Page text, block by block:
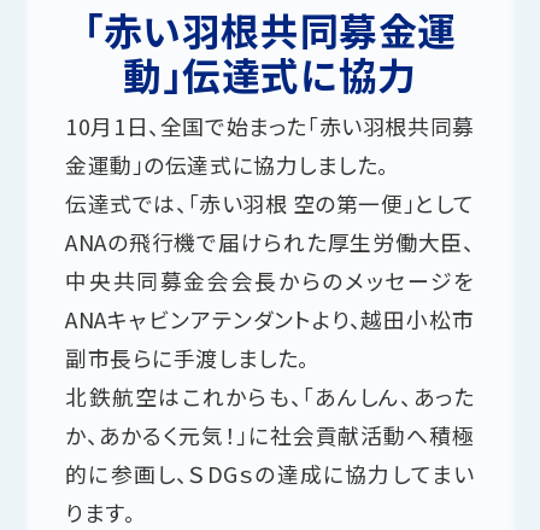
「赤い羽根共同募金運
動」伝達式に協力
10月1日、全国で始まった「赤い羽根共同募
金運動」の伝達式に協力しました。
伝達式では、「赤い羽根 空の第一便」として
ANAの飛行機で届けられた厚生労働大臣、
中央共同募金会会長からのメッセージを
ANAキャビンアテンダントより、越田小松市
副市長らに手渡しました。
北鉄航空はこれからも、「あんしん、あった
か、あかるく元気！」に社会貢献活動へ積極
的に参画し、ＳDGｓの達成に協力してまい
ります。